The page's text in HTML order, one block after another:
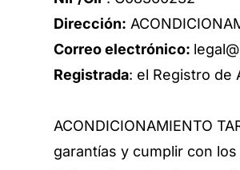
Dirección:
Correo electrónico:
Registrada: el Registro de
ACONDICIONAMIENTO
garantías y cumplir con